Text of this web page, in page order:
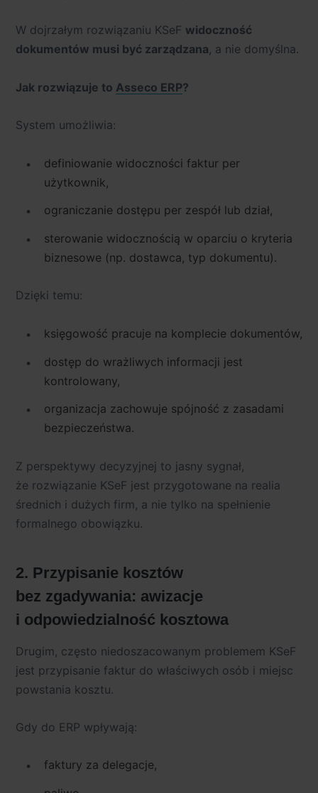
W dojrzałym rozwiązaniu KSeF widoczność
dokumentów musi być zarządzana, a nie domyślna.
Jak rozwiązuje to Asseco ERP?
System umożliwia:
definiowanie widoczności faktur per
użytkownik,
ograniczanie dostępu per zespół lub dział,
sterowanie widocznością w oparciu o kryteria
biznesowe (np. dostawca, typ dokumentu).
Dzięki temu:
księgowość pracuje na komplecie dokumentów,
dostęp do wrażliwych informacji jest
kontrolowany,
organizacja zachowuje spójność z zasadami
bezpieczeństwa.
Z perspektywy decyzyjnej to jasny sygnał,
że rozwiązanie KSeF jest przygotowane na realia
średnich i dużych firm, a nie tylko na spełnienie
formalnego obowiązku.
2. Przypisanie kosztów
bez zgadywania: awizacje
i odpowiedzialność kosztowa
Drugim, często niedoszacowanym problemem KSeF
jest przypisanie faktur do właściwych osób i miejsc
powstania kosztu.
Gdy do ERP wpływają:
faktury za delegacje,